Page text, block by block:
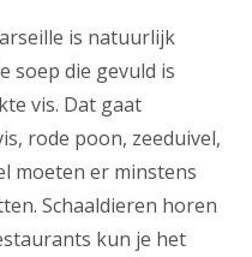
is natuurlijk
soep die gevuld is
vis. Dat gaat
rode poon, zeeduivel,
moeten er minstens
Schaaldieren horen
kun je het